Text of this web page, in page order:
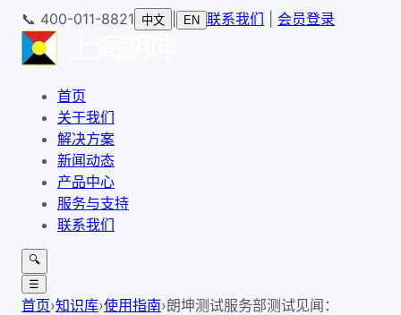
📞 400-011-8821 中文 EN 联系我们 会员登录
首页
关于我们
解决方案
新闻动态
产品中心
服务与支持
联系我们
🔍
☰
首页›知识库›使用指南›朗坤测试服务部测试见闻：